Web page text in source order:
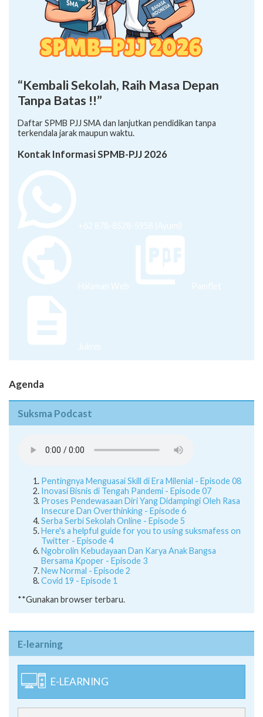
“Kembali Sekolah, Raih Masa Depan
Tanpa Batas !!”
Daftar SPMB PJJ SMA dan lanjutkan pendidikan tanpa
terkendala jarak maupun waktu.
Kontak Informasi SPMB-PJJ 2026
+62 878-8528-5958 (Ayumi)
Halaman Web Pamflet
Juknis
Agenda
Suksma Podcast
Pentingnya Menguasai Skill di Era Milenial - Episode 08
Inovasi Bisnis di Tengah Pandemi - Episode 07
Proses Pendewasaan Diri Yang Didampingi Oleh Rasa
Insecure Dan Overthinking - Episode 6
Serba Serbi Sekolah Online - Episode 5
Here's a helpful guide for you to using suksmafess on
Twitter - Episode 4
Ngobrolin Kebudayaan Dan Karya Anak Bangsa
Bersama Kpoper - Episode 3
New Normal - Episode 2
Covid 19 - Episode 1
**Gunakan browser terbaru.
E-learning
E-LEARNING